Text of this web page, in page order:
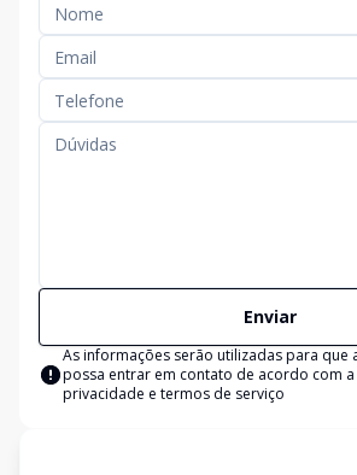
Enviar
As informações serão utilizadas para que
possa entrar em contato de acordo com a
privacidade e termos de serviço